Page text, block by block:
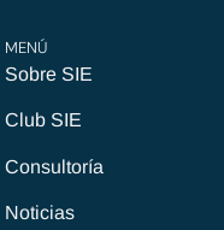
MENÚ
Sobre SIE
Club SIE
Consultoría
Noticias